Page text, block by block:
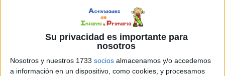
Su privacidad es importante para
nosotros
Nosotros y nuestros 1733 socios almacenamos y/o accedemos
a información en un dispositivo, como cookies, y procesamos